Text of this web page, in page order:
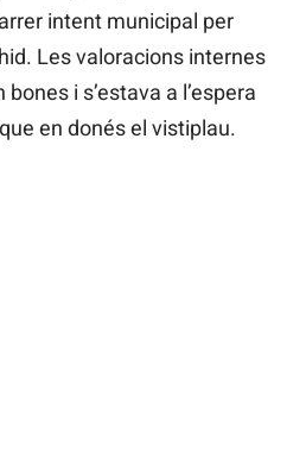
intent municipal per
Les valoracions internes
i s’estava a l’espera
en donés el vistiplau.